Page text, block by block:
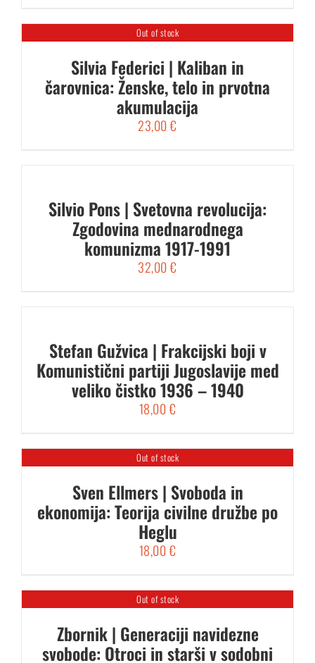
Out of stock
Silvia Federici | Kaliban in
čarovnica: Ženske, telo in prvotna
akumulacija
23,00€
Silvio Pons | Svetovna revolucija:
Zgodovina mednarodnega
komunizma 1917-1991
32,00€
Stefan Gužvica | Frakcijski boji v
Komunistični partiji Jugoslavije med
veliko čistko 1936 – 1940
18,00€
Out of stock
Sven Ellmers | Svoboda in
ekonomija: Teorija civilne družbe po
Heglu
18,00€
Out of stock
Zbornik | Generaciji navidezne
svobode: Otroci in starši v sodobni